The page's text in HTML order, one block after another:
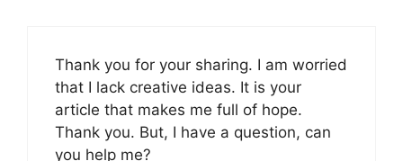
Thank you for your sharing. I am worried
that I lack creative ideas. It is your
article that makes me full of hope.
Thank you. But, I have a question, can
you help me?